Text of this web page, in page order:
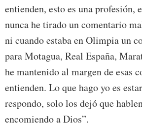
entienden, esto es una profesión,
nunca he tirado un comentario
ni cuando estaba en Olimpia un
para Motagua, Real España,
he mantenido al margen de esas
entienden. Lo que hago yo es
respondo, solo los dejó que
encomiendo a Dios”.